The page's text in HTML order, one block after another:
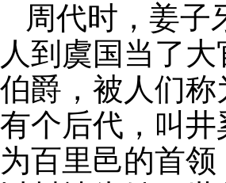
周代时，姜子
人到虞国当了
伯爵，被人们
有个后代，叫
为百里邑的首